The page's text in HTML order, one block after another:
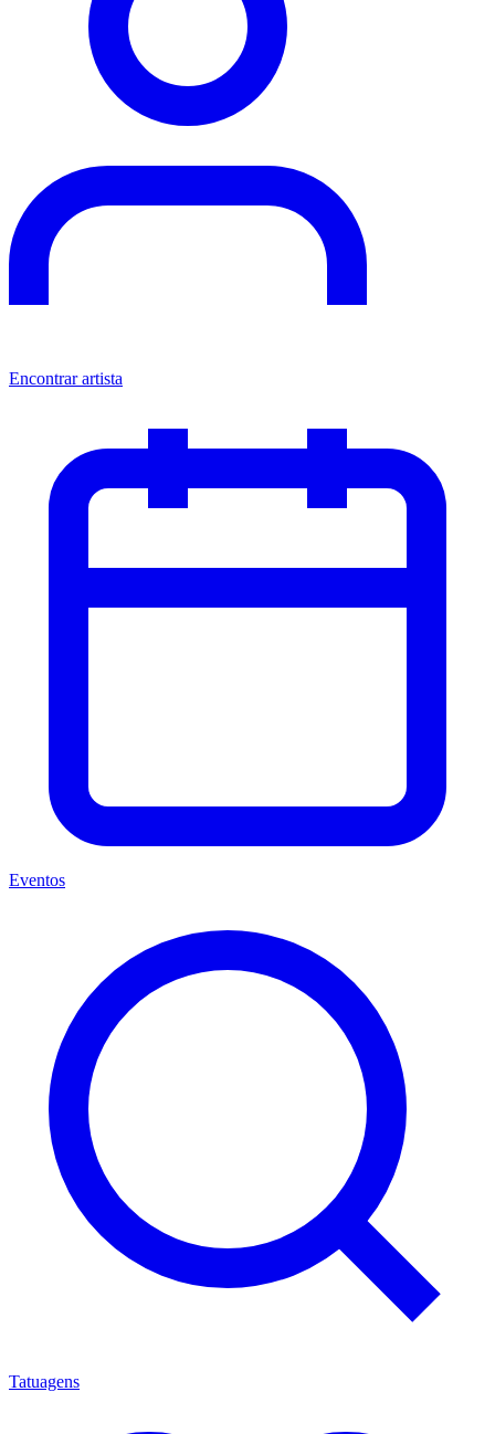
Encontrar artista
Eventos
Tatuagens